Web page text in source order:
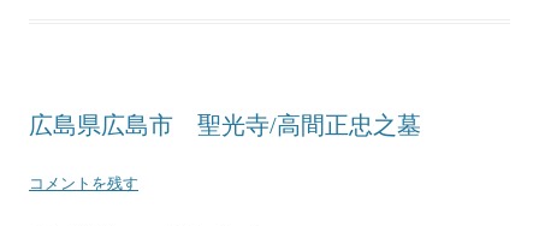
広島県広島市 聖光寺/高間正忠之墓
コメントを残す